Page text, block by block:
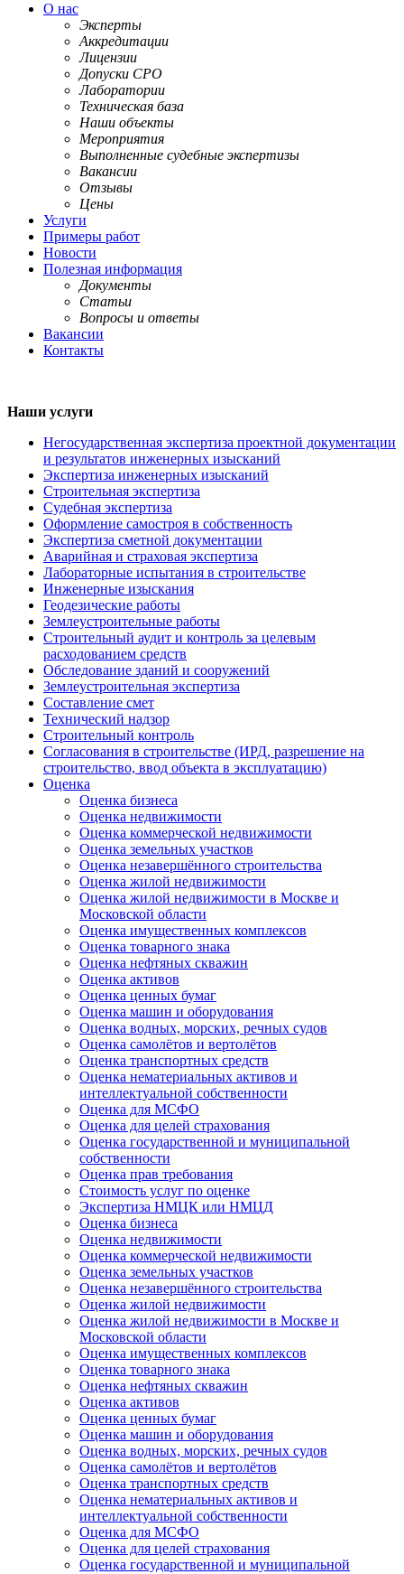
О нас
Эксперты
Аккредитации
Лицензии
Допуски СРО
Лаборатории
Техническая база
Наши объекты
Мероприятия
Выполненные судебные экспертизы
Вакансии
Отзывы
Цены
Услуги
Примеры работ
Новости
Полезная информация
Документы
Статьи
Вопросы и ответы
Вакансии
Контакты
Наши услуги
Негосударственная экспертиза проектной документации
и результатов инженерных изысканий
Экспертиза инженерных изысканий
Строительная экспертиза
Судебная экспертиза
Оформление самостроя в собственность
Экспертиза сметной документации
Аварийная и страховая экспертиза
Лабораторные испытания в строительстве
Инженерные изыскания
Геодезические работы
Землеустроительные работы
Строительный аудит и контроль за целевым
расходованием средств
Обследование зданий и сооружений
Землеустроительная экспертиза
Составление смет
Технический надзор
Строительный контроль
Согласования в строительстве (ИРД, разрешение на
строительство, ввод объекта в эксплуатацию)
Оценка
Оценка бизнеса
Оценка недвижимости
Оценка коммерческой недвижимости
Оценка земельных участков
Оценка незавершённого строительства
Оценка жилой недвижимости
Оценка жилой недвижимости в Москве и
Московской области
Оценка имущественных комплексов
Оценка товарного знака
Оценка нефтяных скважин
Оценка активов
Оценка ценных бумаг
Оценка машин и оборудования
Оценка водных, морских, речных судов
Оценка самолётов и вертолётов
Оценка транспортных средств
Оценка нематериальных активов и
интеллектуальной собственности
Оценка для МСФО
Оценка для целей страхования
Оценка государственной и муниципальной
собственности
Оценка прав требования
Стоимость услуг по оценке
Экспертиза НМЦК или НМЦД
Оценка бизнеса
Оценка недвижимости
Оценка коммерческой недвижимости
Оценка земельных участков
Оценка незавершённого строительства
Оценка жилой недвижимости
Оценка жилой недвижимости в Москве и
Московской области
Оценка имущественных комплексов
Оценка товарного знака
Оценка нефтяных скважин
Оценка активов
Оценка ценных бумаг
Оценка машин и оборудования
Оценка водных, морских, речных судов
Оценка самолётов и вертолётов
Оценка транспортных средств
Оценка нематериальных активов и
интеллектуальной собственности
Оценка для МСФО
Оценка для целей страхования
Оценка государственной и муниципальной